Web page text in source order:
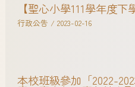
【聖心小學111學年度下
行政公告 / 2023-02-16
本校班級參加「2022-